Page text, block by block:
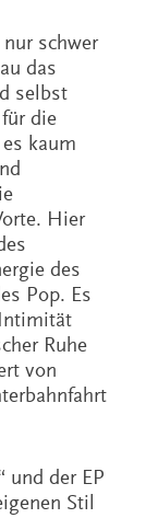
schwer
das
selbst
die
kaum
Hier
des
Pop. Es
Ruhe
von
der EP
Stil